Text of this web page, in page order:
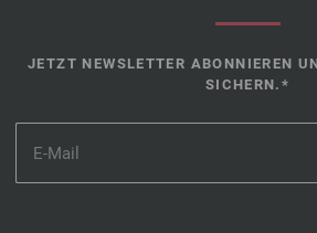
JETZT NEWSLETTER ABONNIEREN
SICHERN.*